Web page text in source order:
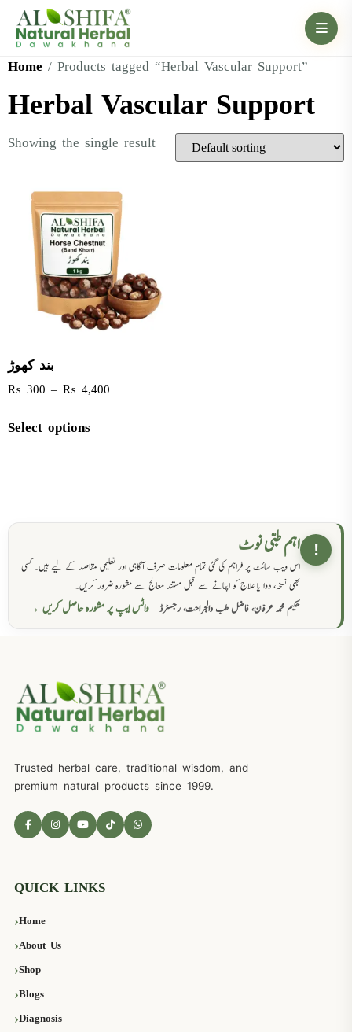
Home / Products tagged “Herbal Vascular Support”
Herbal Vascular Support
Showing the single result
بند کھوڑ
₨ 300 – ₨ 4,400
Select options
! اہم طبی نوٹ
اس ویب سائٹ پر فراہم کی گئی تمام معلومات صرف آگاہی اور تعلیمی مقاصد کے لیے ہیں۔ کسی
بھی نسخہ، دوا یا علاج کو اپنانے سے قبل مستند معالج سے مشورہ ضرور کریں۔
حکیم محمد عرفان، فاضل طب والجراحت، رجسٹرڈ
واٹس ایپ پر مشورہ حاصل کریں →
Trusted herbal care, traditional wisdom, and
premium natural products since 1999.
QUICK LINKS
Home
About Us
Shop
Blogs
Diagnosis